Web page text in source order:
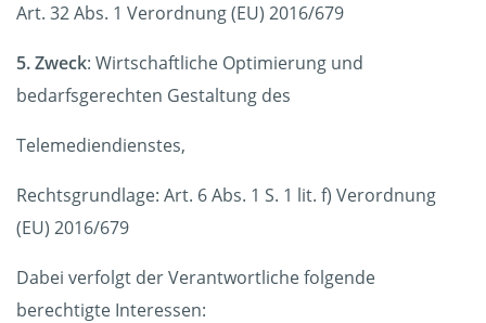
Art. 32 Abs. 1 Verordnung (EU) 2016/679
5. Zweck: Wirtschaftliche Optimierung und
bedarfsgerechten Gestaltung des
Telemediendienstes,
Rechtsgrundlage: Art. 6 Abs. 1 S. 1 lit. f) Verordnung
(EU) 2016/679
Dabei verfolgt der Verantwortliche folgende
berechtigte Interessen: